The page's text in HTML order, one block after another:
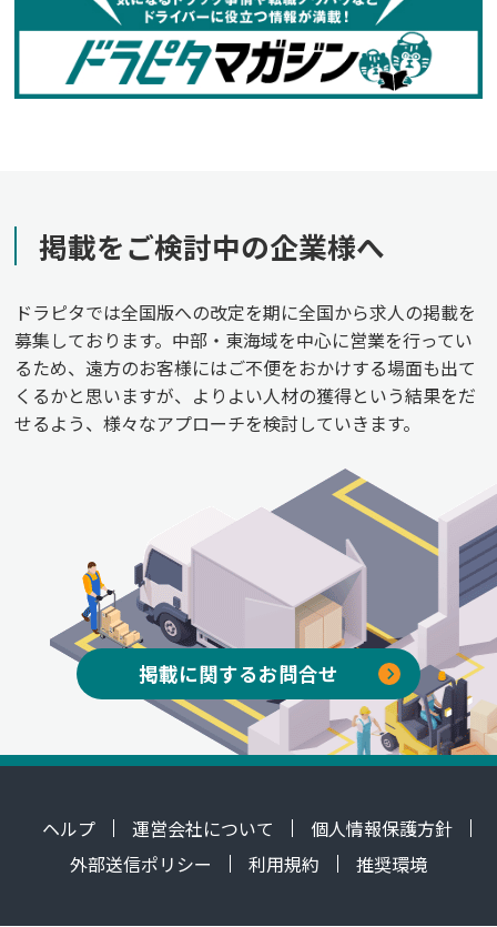
掲載をご検討中の企業様へ
ドラピタでは全国版への改定を期に全国から求人の掲載を
募集しております。中部・東海域を中心に営業を行ってい
るため、遠方のお客様にはご不便をおかけする場面も出て
くるかと思いますが、よりよい人材の獲得という結果をだ
せるよう、様々なアプローチを検討していきます。
掲載に関するお問合せ
ヘルプ 運営会社について
個人情報保護方針
外部送信ポリシー
利用規約 推奨環境